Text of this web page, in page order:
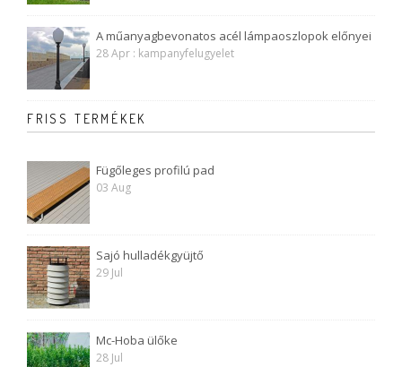
A műanyagbevonatos acél lámpaoszlopok előnyei
28 Apr : kampanyfelugyelet
FRISS TERMÉKEK
Fügőleges profilú pad
03 Aug
Sajó hulladékgyüjtő
29 Jul
Mc-Hoba ülőke
28 Jul